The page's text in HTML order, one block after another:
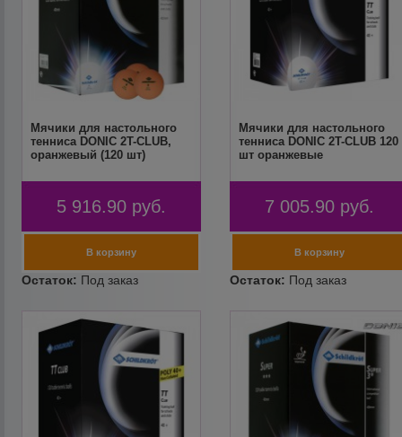
Мячики для настольного
тенниса DONIC 2T-CLUB,
оранжевый (120 шт)
5 916.90 руб.
Мячики для настольного
тенниса DONIC 2T-CLUB 120
шт оранжевые
7 005.90 руб.